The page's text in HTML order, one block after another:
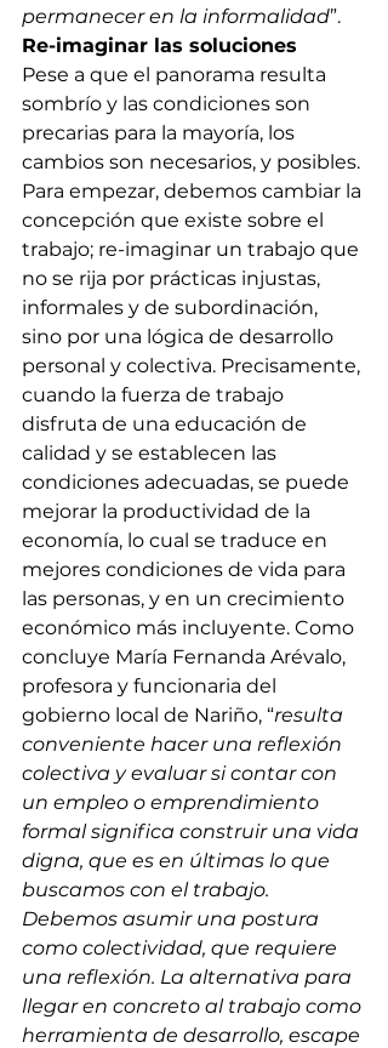
permanecer en la informalidad”.
Re-imaginar las soluciones
Pese a que el panorama resulta
sombrío y las condiciones son
precarias para la mayoría, los
cambios son necesarios, y posibles.
Para empezar, debemos cambiar la
concepción que existe sobre el
trabajo; re-imaginar un trabajo que
no se rija por prácticas injustas,
informales y de subordinación,
sino por una lógica de desarrollo
personal y colectiva. Precisamente,
cuando la fuerza de trabajo
disfruta de una educación de
calidad y se establecen las
condiciones adecuadas, se puede
mejorar la productividad de la
economía, lo cual se traduce en
mejores condiciones de vida para
las personas, y en un crecimiento
económico más incluyente. Como
concluye María Fernanda Arévalo,
profesora y funcionaria del
gobierno local de Nariño, “resulta
conveniente hacer una reflexión
colectiva y evaluar si contar con
un empleo o emprendimiento
formal significa construir una vida
digna, que es en últimas lo que
buscamos con el trabajo.
Debemos asumir una postura
como colectividad, que requiere
una reflexión. La alternativa para
llegar en concreto al trabajo como
herramienta de desarrollo, escape